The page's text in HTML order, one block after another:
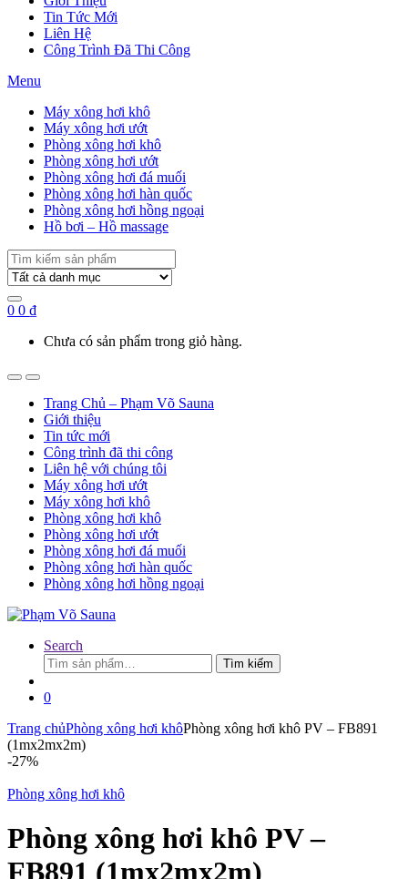
Tin Tức Mới
Liên Hệ
Công Trình Đã Thi Công
Menu
Máy xông hơi khô
Máy xông hơi ướt
Phòng xông hơi khô
Phòng xông hơi ướt
Phòng xông hơi đá muối
Phòng xông hơi hàn quốc
Phòng xông hơi hồng ngoại
Hồ bơi – Hồ massage
Search
for:
0 0 ₫
Chưa có sản phẩm trong giỏ hàng.
Trang Chủ – Phạm Võ Sauna
Giới thiệu
Tin tức mới
Công trình đã thi công
Liên hệ với chúng tôi
Máy xông hơi ướt
Máy xông hơi khô
Phòng xông hơi khô
Phòng xông hơi ướt
Phòng xông hơi đá muối
Phòng xông hơi hàn quốc
Phòng xông hơi hồng ngoại
Search
Tìm
kiếm:
Tìm kiếm
0
Trang chủPhòng xông hơi khôPhòng xông hơi khô PV – FB891
(1mx2mx2m)
-27%
Phòng xông hơi khô
Phòng xông hơi khô PV –
FB891 (1mx2mx2m)